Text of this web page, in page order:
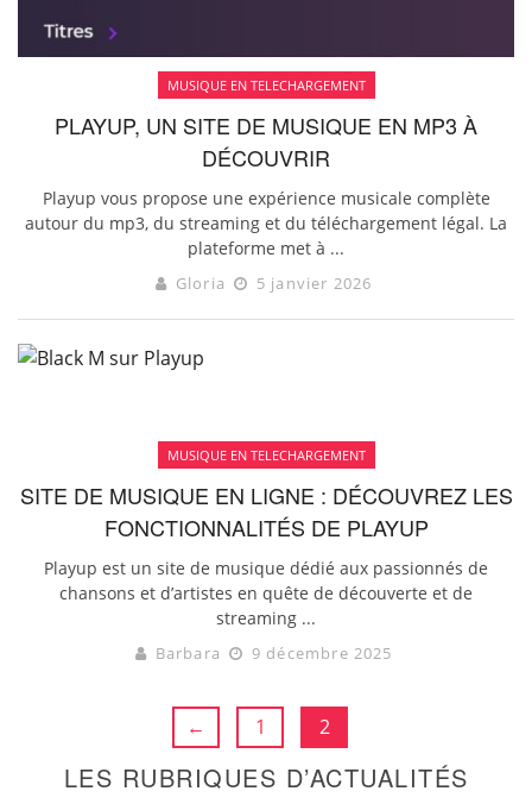
MUSIQUE EN TELECHARGEMENT
PLAYUP, UN SITE DE MUSIQUE EN MP3 À
DÉCOUVRIR
Playup vous propose une expérience musicale complète
autour du mp3, du streaming et du téléchargement légal. La
plateforme met à ...
Gloria 5 janvier 2026
MUSIQUE EN TELECHARGEMENT
SITE DE MUSIQUE EN LIGNE : DÉCOUVREZ LES
FONCTIONNALITÉS DE PLAYUP
Playup est un site de musique dédié aux passionnés de
chansons et d’artistes en quête de découverte et de
streaming ...
Barbara 9 décembre 2025
← 1 2
LES RUBRIQUES D’ACTUALITÉS